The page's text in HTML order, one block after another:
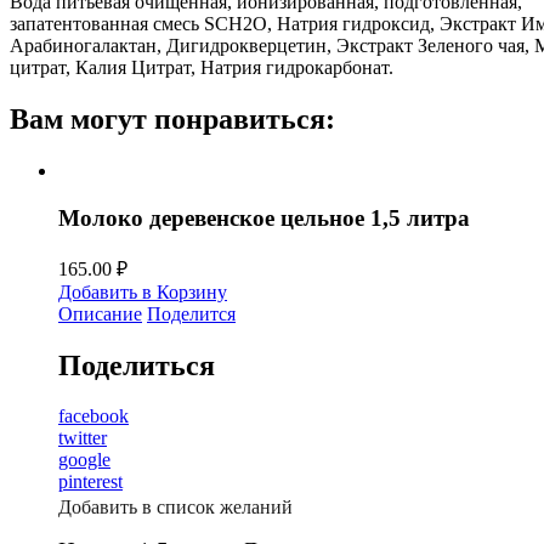
запатентованная смесь SCH2O, Натрия гидроксид, Экстракт
Арабиногалактан, Дигидрокверцетин, Экстракт Зеленого чая,
цитрат, Калия Цитрат, Натрия гидрокарбонат.
Вам могут понравиться:
Молоко деревенское цельное 1,5 литра
165.00 ₽
Добавить в Корзину
Описание Поделится
Поделиться
facebook
twitter
google
pinterest
Добавить в список желаний